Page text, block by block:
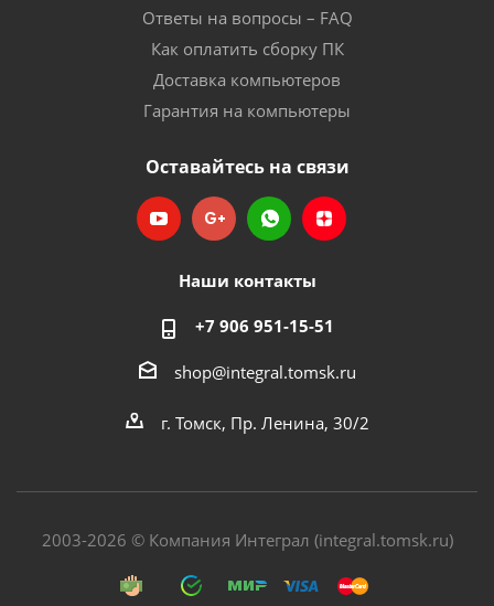
Ответы на вопросы – FAQ
Как оплатить сборку ПК
Доставка компьютеров
Гарантия на компьютеры
Оставайтесь на связи
Наши контакты
+7 906 951-15-51
shop@integral.tomsk.ru
г. Томск, Пр. Ленина, 30/2
2003-2026 © Компания Интеграл (integral.tomsk.ru)